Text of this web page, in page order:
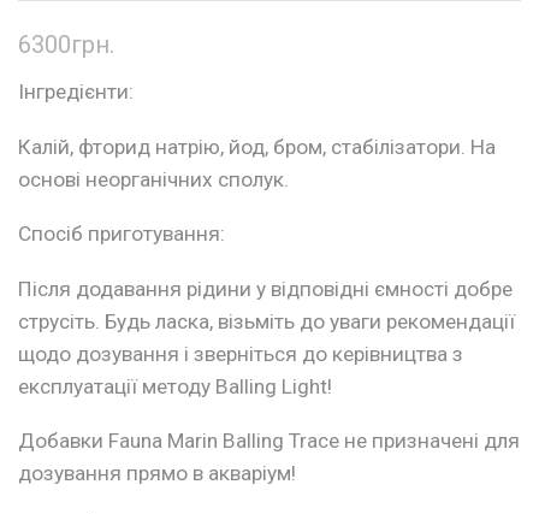
6300грн.
Інгредієнти:
Калій, фторид натрію, йод, бром, стабілізатори. На
основі неорганічних сполук.
Спосіб приготування:
Після додавання рідини у відповідні ємності добре
струсіть. Будь ласка, візьміть до уваги рекомендації
щодо дозування і зверніться до керівництва з
експлуатації методу Balling Light!
Добавки Fauna Marin Balling Trace не призначені для
дозування прямо в акваріум!